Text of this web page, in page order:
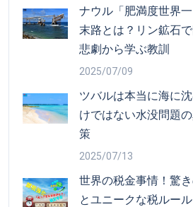
ナウル「肥満度世界
末路とは？リン鉱石
悲劇から学ぶ教訓
2025/07/09
ツバルは本当に海に
けではない水没問題
策
2025/07/13
世界の税金事情！驚
とユニークな税ルール